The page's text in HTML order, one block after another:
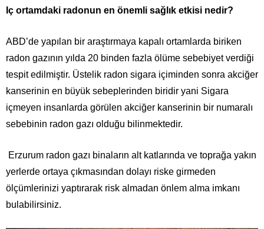
Iç ortamdaki radonun en önemli sağlık etkisi nedir?
ABD’de yapılan bir araştırmaya kapalı ortamlarda biriken
radon gazının yılda 20 binden fazla ölüme sebebiyet verdiği
tespit edilmiştir. Üstelik radon sigara içiminden sonra akciğer
kanserinin en büyük sebeplerinden biridir yani Sigara
içmeyen insanlarda görülen akciğer kanserinin bir numaralı
sebebinin radon gazı olduğu bilinmektedir.
Erzurum radon gazı binaların alt katlarında ve toprağa yakın
yerlerde ortaya çıkmasından dolayı riske girmeden
ölçümlerinizi yaptırarak risk almadan önlem alma imkanı
bulabilirsiniz.